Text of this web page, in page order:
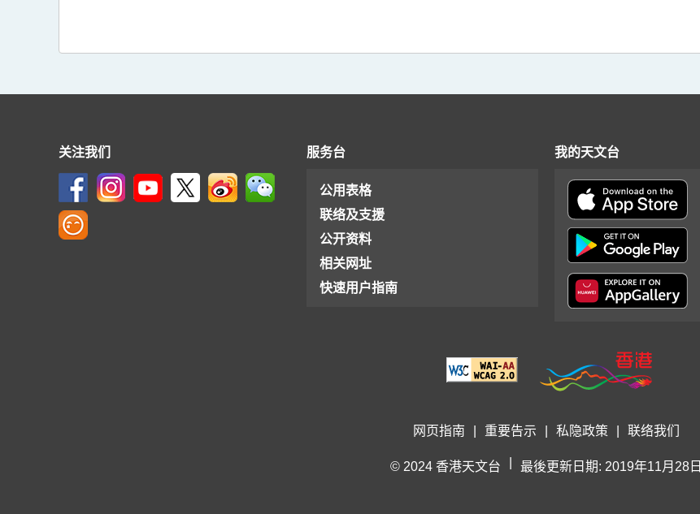
关注我们 服务台
公用表格
联络及支援
公开资料
相关网址
快速用户指南
我的天文台
网页指南 重要告示 私隐政策 联络我们
© 2024 香港天文台 最後更新日期: 2019年11月28日